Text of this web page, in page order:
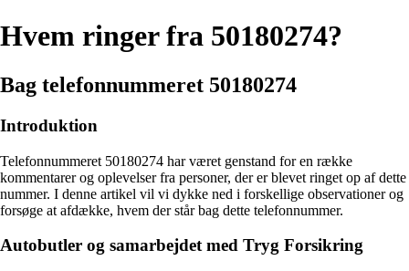
Hvem ringer fra 50180274?
Bag telefonnummeret 50180274
Introduktion
Telefonnummeret 50180274 har været genstand for en række
kommentarer og oplevelser fra personer, der er blevet ringet op af dette
nummer. I denne artikel vil vi dykke ned i forskellige observationer og
forsøge at afdække, hvem der står bag dette telefonnummer.
Autobutler og samarbejdet med Tryg Forsikring